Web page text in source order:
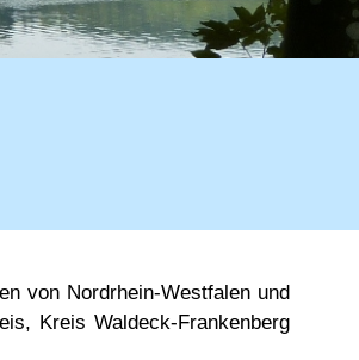
von Nordrhein-Westfalen und
Kreis Waldeck-Frankenberg